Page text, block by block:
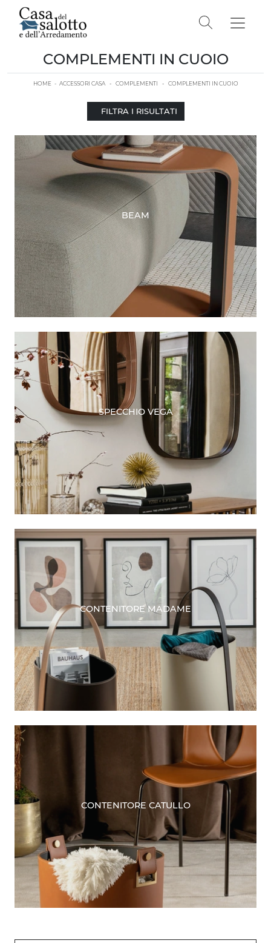
COMPLEMENTI IN CUOIO
HOME - ACCESSORI CASA - COMPLEMENTI - COMPLEMENTI IN CUOIO
FILTRA I RISULTATI
BEAM
SPECCHIO VEGA
CONTENITORE MADAME
CONTENITORE CATULLO